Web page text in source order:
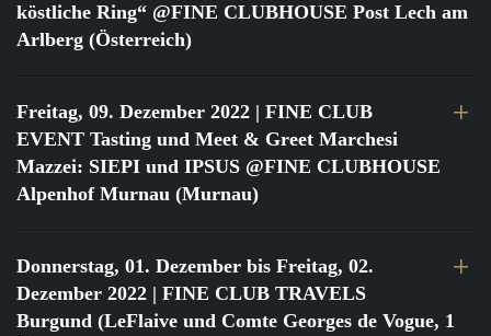
köstliche Ring“ @FINE CLUBHOUSE Post Lech am
Arlberg (Österreich)
Freitag, 09. Dezember 2022 | FINE CLUB
EVENT Tasting und Meet & Greet Marchesi
Mazzei: SIEPI und IPSUS @FINE CLUBHOUSE
Alpenhof Murnau (Murnau)
Donnerstag, 01. Dezember bis Freitag, 02.
Dezember 2022 | FINE CLUB TRAVELS
Burgund (LeFlaive und Comte Georges de Vogue, 1